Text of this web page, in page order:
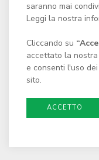
c/o
E-mail:
saranno mai
Leggi la nostra
Cliccando su
accettato la
e consenti l'uso
sito.
ACCETTO